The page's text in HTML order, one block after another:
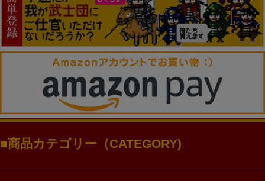
商品カテゴリー（CATEGORY)